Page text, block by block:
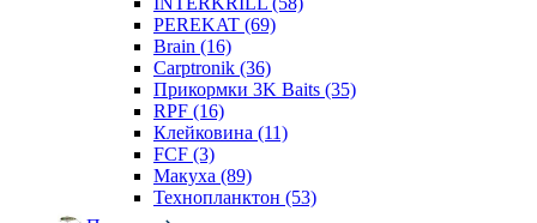
PEREKAT (69)
Brain (16)
Carptronik (36)
Прикормки 3K Baits (35)
RPF (16)
Клейковина (11)
FCF (3)
Макуха (89)
Технопланктон (53)